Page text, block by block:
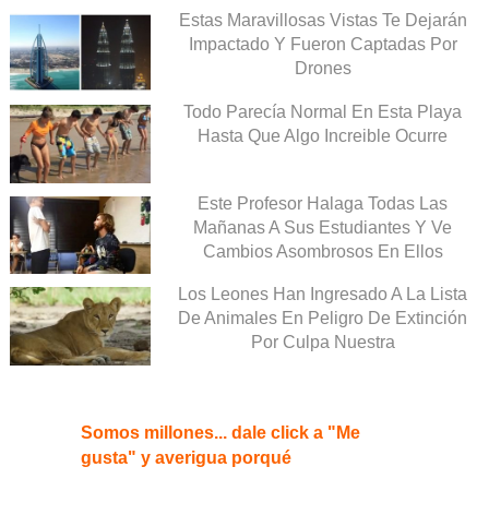
Estas Maravillosas Vistas Te Dejarán
Impactado Y Fueron Captadas Por
Drones
Todo Parecía Normal En Esta Playa
Hasta Que Algo Increible Ocurre
Este Profesor Halaga Todas Las
Mañanas A Sus Estudiantes Y Ve
Cambios Asombrosos En Ellos
Los Leones Han Ingresado A La Lista
De Animales En Peligro De Extinción
Por Culpa Nuestra
Somos millones... dale click a "Me
gusta" y averigua porqué